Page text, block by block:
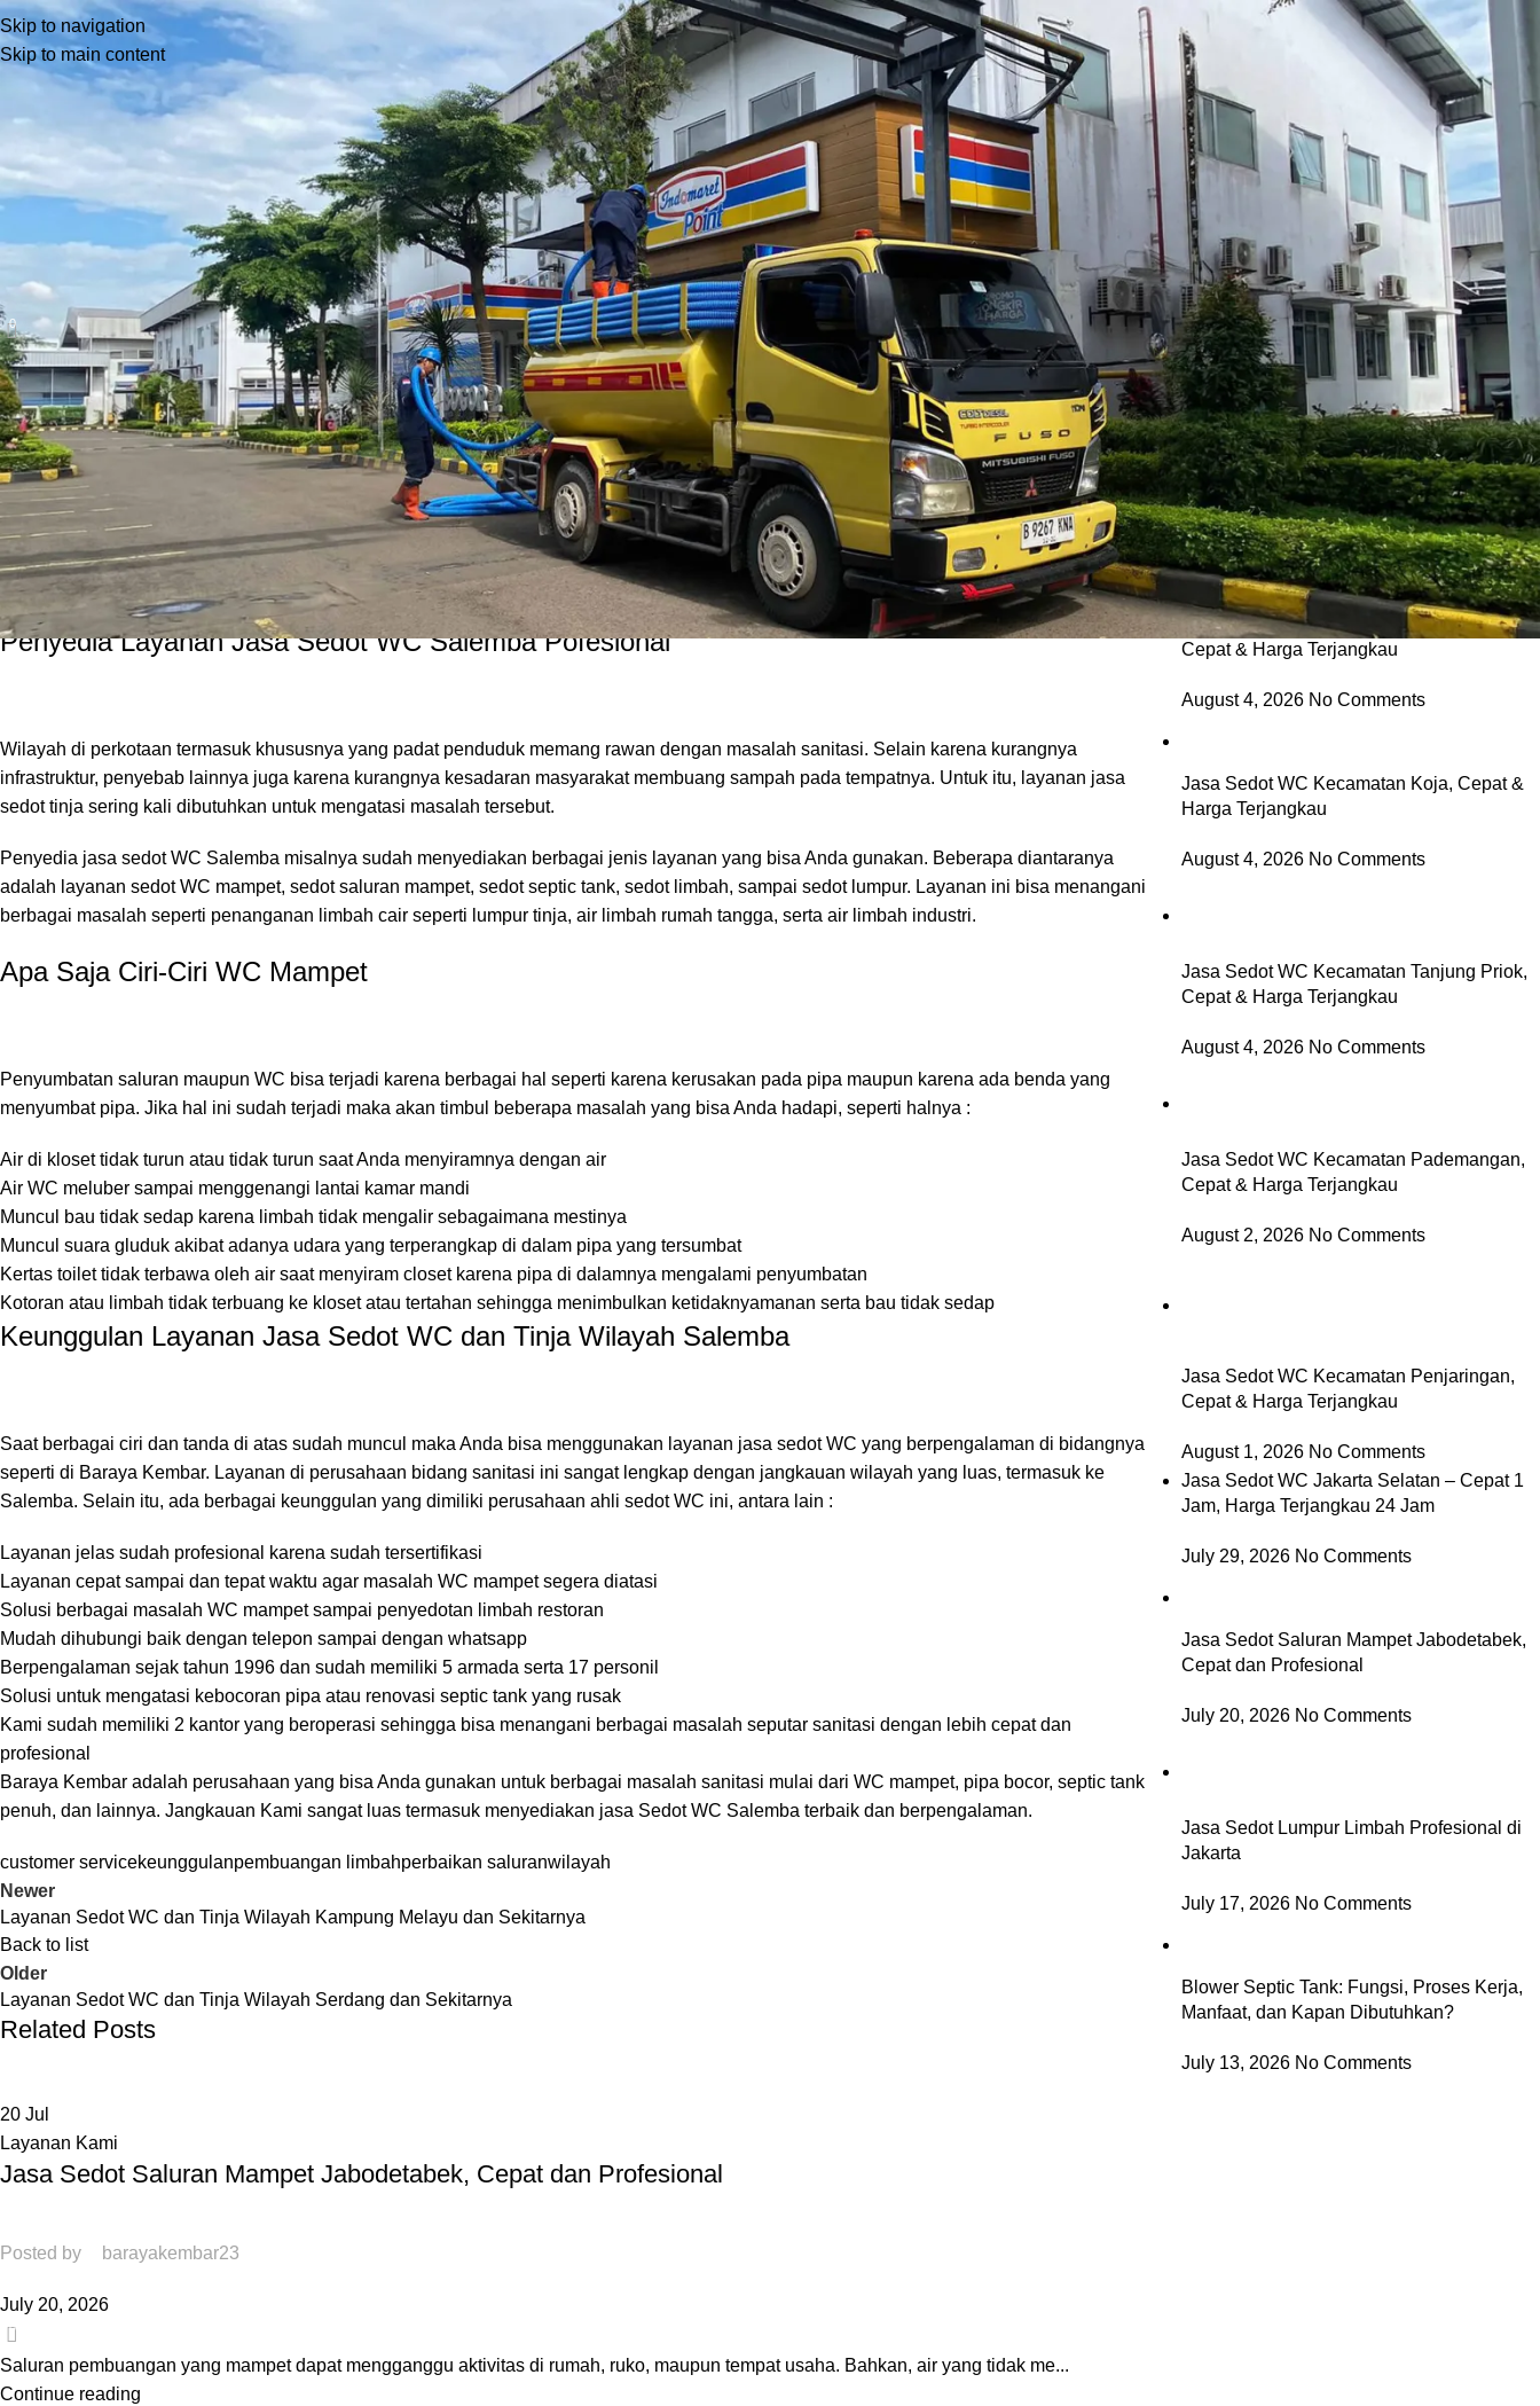
Skip to navigation
Skip to main content
Blog
Home Layanan Kami
Layanan Kami
Layanan Sedot WC dan Tinja Wilayah Salemba dan Sekitarnya
barayakembar23
On May 13, 2024
0
Apakah di rumah Anda ada WC mampet? Solusi yang mudah Anda lakukan adalah dengan menggunakan plunger, soda kue dan cuka, serta
bisa menggunakansoda api. Namun jika belum efektif juga, bisa jadi kondisi septic tank sudah penuh atau overload. Jika hal ini terjadi,
solusi yang bisa Anda ambil adalah dengan menggunakan jasa sedot tinja. Layanan ini sudah semakin mudah di temukan di setiap wilayah.
Misalnya saja untuk layanan Salembamudah Anda hubungi kapan saja dengan layanan 24 jam. Selamba sendiri
merupakan sebuah wilayah yang ada di Kecamatan Senen, Jakarta Pusat. Seringkali jika mendengat kata Salemba maka akan merujuk
pada Rutan Lembaga Pemasyarakatan yang ada di sana. Di wilayah tersebut juga terkenal dengan kampus ternama yaitu
Universitas
Indonesia .
Penyedia Layanan Jasa Sedot WC Salemba Pofesional
Wilayah di perkotaan termasuk khususnya yang padat penduduk memang rawan dengan masalah sanitasi. Selain karena kurangnya
infrastruktur, penyebab lainnya juga karena kurangnya kesadaran masyarakat membuang sampah pada tempatnya. Untuk itu, layanan jasa
sedot tinja sering kali dibutuhkan untuk mengatasi masalah tersebut.
Penyedia jasa sedot WC Salemba misalnya sudah menyediakan berbagai jenis layanan yang bisa Anda gunakan. Beberapa diantaranya
adalah layanan sedot WC mampet, sedot saluran mampet, sedot septic tank, sedot limbah, sampai sedot lumpur. Layanan ini bisa menangani
berbagai masalah seperti penanganan limbah cair seperti lumpur tinja, air limbah rumah tangga, serta air limbah industri.
Apa Saja Ciri-Ciri WC Mampet
Penyumbatan saluran maupun WC bisa terjadi karena berbagai hal seperti karena kerusakan pada pipa maupun karena ada benda yang
menyumbat pipa. Jika hal ini sudah terjadi maka akan timbul beberapa masalah yang bisa Anda hadapi, seperti halnya :
Air di kloset tidak turun atau tidak turun saat Anda menyiramnya dengan air
Air WC meluber sampai menggenangi lantai kamar mandi
Muncul bau tidak sedap karena limbah tidak mengalir sebagaimana mestinya
Muncul suara gluduk akibat adanya udara yang terperangkap di dalam pipa yang tersumbat
Kertas toilet tidak terbawa oleh air saat menyiram closet karena pipa di dalamnya mengalami penyumbatan
Kotoran atau limbah tidak terbuang ke kloset atau tertahan sehingga menimbulkan ketidaknyamanan serta bau tidak sedap
Keunggulan Layanan Jasa Sedot WC dan Tinja Wilayah Salemba
Saat berbagai ciri dan tanda di atas sudah muncul maka Anda bisa menggunakan layanan jasa sedot WC yang berpengalaman di bidangnya
seperti di Baraya Kembar. Layanan di perusahaan bidang sanitasi ini sangat lengkap dengan jangkauan wilayah yang luas, termasuk ke
Salemba. Selain itu, ada berbagai keunggulan yang dimiliki perusahaan ahli sedot WC ini, antara lain :
Layanan jelas sudah profesional karena sudah tersertifikasi
Layanan cepat sampai dan tepat waktu agar masalah WC mampet segera diatasi
Solusi berbagai masalah WC mampet sampai penyedotan limbah restoran
Mudah dihubungi baik dengan telepon sampai dengan whatsapp
Berpengalaman sejak tahun 1996 dan sudah memiliki 5 armada serta 17 personil
Solusi untuk mengatasi kebocoran pipa atau renovasi septic tank yang rusak
Kami sudah memiliki 2 kantor yang beroperasi sehingga bisa menangani berbagai masalah seputar sanitasi dengan lebih cepat dan
profesional
Baraya Kembar adalah perusahaan yang bisa Anda gunakan untuk berbagai masalah sanitasi mulai dari WC mampet, pipa bocor, septic tank
penuh, dan lainnya. Jangkauan Kami sangat luas termasuk menyediakan jasa Sedot WC Salemba terbaik dan berpengalaman.
customer servicekeunggulanpembuangan limbahperbaikan saluranwilayah
Newer
Layanan Sedot WC dan Tinja Wilayah Kampung Melayu dan Sekitarnya
Back to list
Older
Layanan Sedot WC dan Tinja Wilayah Serdang dan Sekitarnya
Related Posts
20 Jul
Layanan Kami
Jasa Sedot Saluran Mampet Jabodetabek, Cepat dan Profesional
Posted by barayakembar23
July 20, 2026
0
Saluran pembuangan yang mampet dapat mengganggu aktivitas di rumah, ruko, maupun tempat usaha. Bahkan, air yang tidak me...
Continue reading
Categories
Blog
Layanan Kami
Tips & Edukasi
Wawasan Umum
Recent Posts
Jasa Sedot WC Kecamatan Cilincing,
Cepat & Harga Terjangkau
August 4, 2026 No Comments
Jasa Sedot WC Kecamatan Kelapa Gading,
Cepat & Harga Terjangkau
August 4, 2026 No Comments
Jasa Sedot WC Kecamatan Koja, Cepat &
Harga Terjangkau
August 4, 2026 No Comments
Jasa Sedot WC Kecamatan Tanjung Priok,
Cepat & Harga Terjangkau
August 4, 2026 No Comments
Jasa Sedot WC Kecamatan Pademangan,
Cepat & Harga Terjangkau
August 2, 2026 No Comments
Jasa Sedot WC Kecamatan Penjaringan,
Cepat & Harga Terjangkau
August 1, 2026 No Comments
Jasa Sedot WC Jakarta Selatan – Cepat 1
Jam, Harga Terjangkau 24 Jam
July 29, 2026 No Comments
Jasa Sedot Saluran Mampet Jabodetabek,
Cepat dan Profesional
July 20, 2026 No Comments
Jasa Sedot Lumpur Limbah Profesional di
Jakarta
July 17, 2026 No Comments
Blower Septic Tank: Fungsi, Proses Kerja,
Manfaat, dan Kapan Dibutuhkan?
July 13, 2026 No Comments